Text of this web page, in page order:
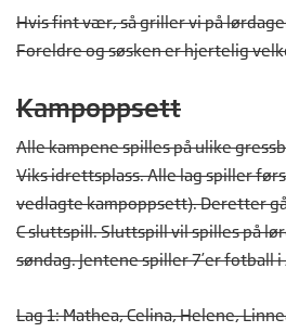
Hvis fint vær, så griller vi på
Foreldre og søsken er hjertelig
Kampoppsett
Alle kampene spilles på ulike
Viks idrettsplass. Alle lag spiller
vedlagte kampoppsett). Deretter
C sluttspill. Sluttspill vil spilles på
søndag. Jentene spiller 7’er fotball i
Lag 1: Mathea, Celina, Helene,